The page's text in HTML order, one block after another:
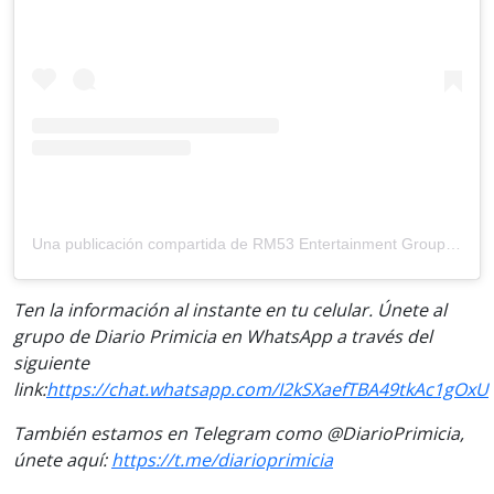
Ten la información al instante en tu celular. Únete al
grupo de Diario Primicia en WhatsApp a través del
siguiente
link:https://chat.whatsapp.com/I2kSXaefTBA49tkAc1gOxU
También estamos en Telegram como @DiarioPrimicia,
únete aquí:https://t.me/diarioprimicia